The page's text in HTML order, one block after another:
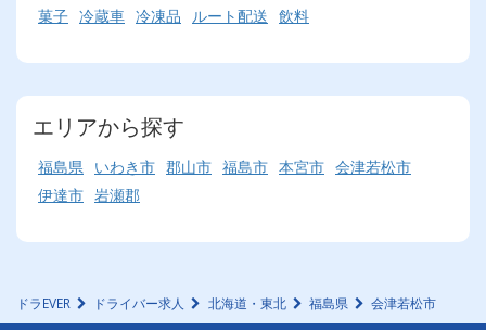
菓子 冷蔵車 冷凍品 ルート配送 飲料
エリアから探す
福島県 いわき市 郡山市 福島市 本宮市 会津若松市
伊達市 岩瀬郡
ドラEVER ドライバー求人 北海道・東北 福島県 会津若松市